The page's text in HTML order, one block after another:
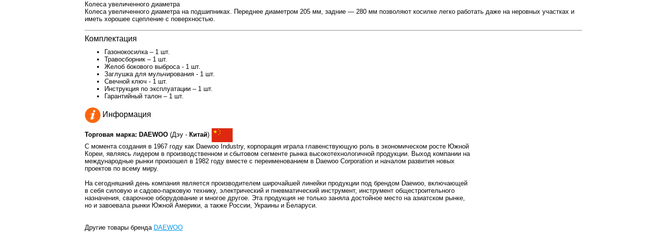
Колеса увеличенного диаметра
Колеса увеличенного диаметра на подшипниках. Переднее диаметром 205 мм, задние — 280 мм позволяют косилке легко работать даже на неровных участках и
иметь хорошее сцепление с поверхностью.
Комплектация
Газонокосилка – 1 шт.
Травосборник – 1 шт.
Желоб бокового выброса - 1 шт.
Заглушка для мульчирования - 1 шт.
Свечной ключ - 1 шт.
Инструкция по эксплуатации – 1 шт.
Гарантийный талон – 1 шт.
Информация
Торговая марка: DAEWOO (Дэу - Китай)
C момента создания в 1967 году как Daewoo Industry, корпорация играла главенствующую роль в экономическом росте Южной
Кореи, являясь лидером в производственном и сбытовом сегменте рынка высокотехнологичной продукции. Выход компании на
международные рынки произошел в 1982 году вместе с переименованием в Daewoo Corporation и началом развития новых
проектов по всему миру.
На сегодняшний день компания является производителем широчайшей линейки продукции под брендом Daewoo, включающей
в себя силовую и садово-парковую технику, электрический и пневматический инструмент, инструмент общестроительного
назначения, сварочное оборудование и многое другое. Эта продукция не только заняла достойное место на азиатском рынке,
но и завоевала рынки Южной Америки, а также России, Украины и Беларуси.
Другие товары бренда DAEWOO